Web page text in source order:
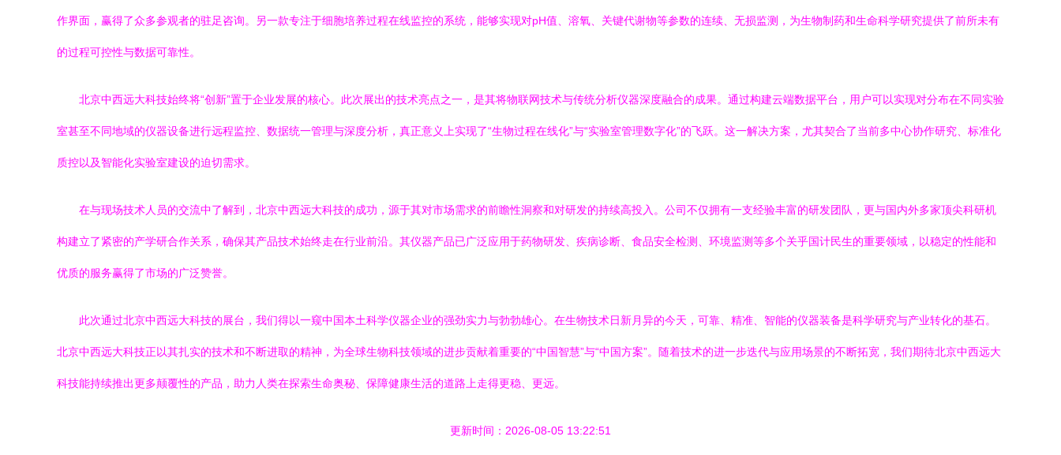
作界面，赢得了众多参观者的驻足咨询。另一款专注于细胞培养过程在线监控的系统，能够实现对pH值、溶氧、关键代谢物等参数的连续、无损监测，为生物制药和生命科学研究提供了前所未有
的过程可控性与数据可靠性。
北京中西远大科技始终将“创新”置于企业发展的核心。此次展出的技术亮点之一，是其将物联网技术与传统分析仪器深度融合的成果。通过构建云端数据平台，用户可以实现对分布在不同实验
室甚至不同地域的仪器设备进行远程监控、数据统一管理与深度分析，真正意义上实现了“生物过程在线化”与“实验室管理数字化”的飞跃。这一解决方案，尤其契合了当前多中心协作研究、标准化
质控以及智能化实验室建设的迫切需求。
在与现场技术人员的交流中了解到，北京中西远大科技的成功，源于其对市场需求的前瞻性洞察和对研发的持续高投入。公司不仅拥有一支经验丰富的研发团队，更与国内外多家顶尖科研机
构建立了紧密的产学研合作关系，确保其产品技术始终走在行业前沿。其仪器产品已广泛应用于药物研发、疾病诊断、食品安全检测、环境监测等多个关乎国计民生的重要领域，以稳定的性能和
优质的服务赢得了市场的广泛赞誉。
此次通过北京中西远大科技的展台，我们得以一窥中国本土科学仪器企业的强劲实力与勃勃雄心。在生物技术日新月异的今天，可靠、精准、智能的仪器装备是科学研究与产业转化的基石。
北京中西远大科技正以其扎实的技术和不断进取的精神，为全球生物科技领域的进步贡献着重要的“中国智慧”与“中国方案”。随着技术的进一步迭代与应用场景的不断拓宽，我们期待北京中西远大
科技能持续推出更多颠覆性的产品，助力人类在探索生命奥秘、保障健康生活的道路上走得更稳、更远。
更新时间：2026-08-05 13:22:51